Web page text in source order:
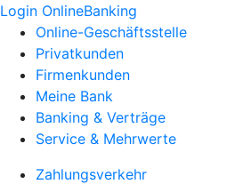
Login OnlineBanking
Online-Geschäftsstelle
Privatkunden
Firmenkunden
Meine Bank
Banking & Verträge
Service & Mehrwerte
Zahlungsverkehr